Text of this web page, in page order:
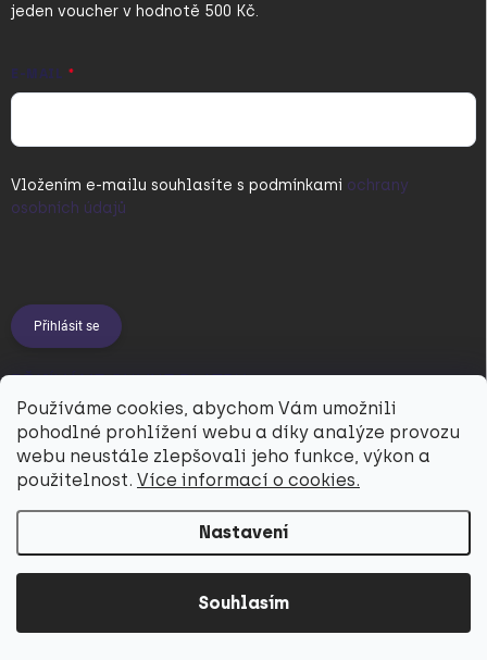
Používáme cookies, abychom Vám umožnili
pohodlné prohlížení webu a díky analýze provozu
webu neustále zlepšovali jeho funkce, výkon a
použitelnost. Více informací o cookies.
Nastavení
Souhlasím
jeden voucher v hodnotě 500 Kč.
E-MAIL
Vložením e-mailu souhlasíte s podmínkami ochrany
osobních údajů
Přihlásit se
PŘIJÍMÁME ONLINE PLATBY
Utukutu. Všechna práva vyhrazena.